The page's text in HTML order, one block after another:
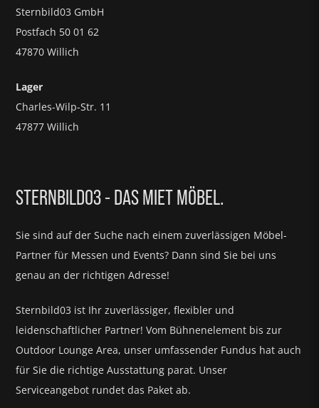
Sternbild03 GmbH
Postfach 50 01 62
47870 Willich
Lager
Charles-Wilp-Str. 11
47877 Willich
STERNBILD03 - DAS MIET MÖBEL.
Sie sind auf der Suche nach einem zuverlässigen Möbel-
Partner für Messen und Events? Dann sind Sie bei uns
genau an der richtigen Adresse!
Sternbild03 ist Ihr zuverlässiger, flexibler und
leidenschaftlicher Partner! Vom Bühnenelement bis zur
Outdoor Lounge Area, unser umfassender Fundus hat auch
für Sie die richtige Ausstattung parat. Unser
Serviceangebot rundet das Paket ab.